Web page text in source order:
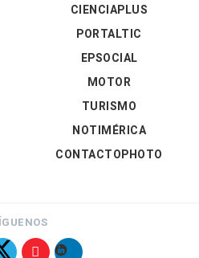
CIENCIAPLUS
PORTALTIC
EPSOCIAL
MOTOR
TURISMO
NOTIMÉRICA
CONTACTOPHOTO